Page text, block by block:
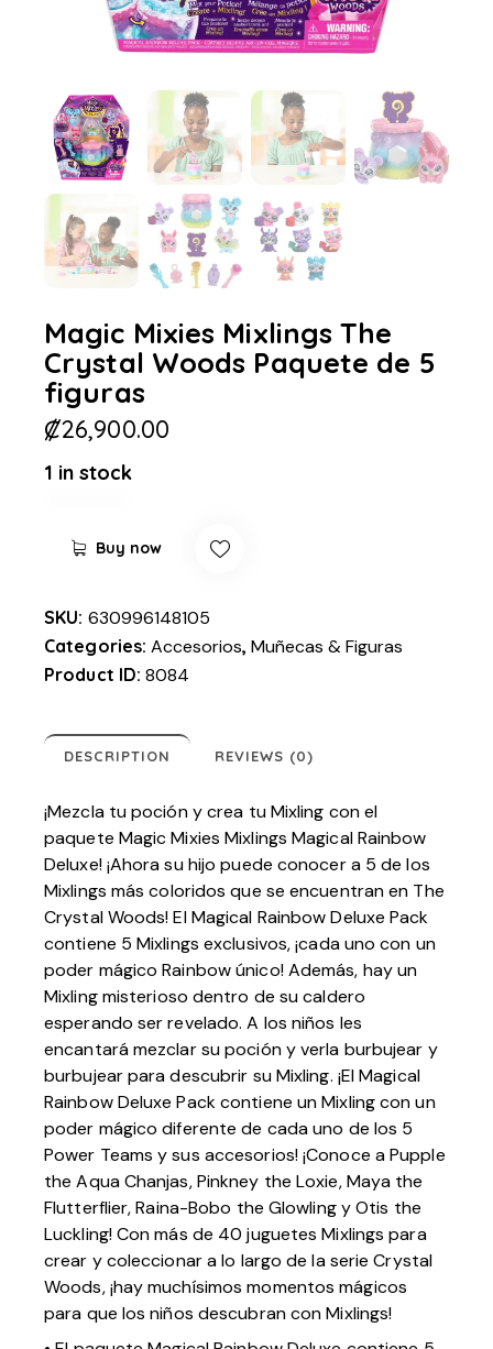
Magic Mixies Mixlings The
Crystal Woods Paquete de 5
figuras
₡26,900.00
1 in stock
Buy now
SKU: 630996148105
Categories: Accesorios,Muñecas & Figuras
Product ID:8084
DESCRIPTION REVIEWS (0)
¡Mezcla tu poción y crea tu Mixling con el
paquete Magic Mixies Mixlings Magical Rainbow
Deluxe! ¡Ahora su hijo puede conocer a 5 de los
Mixlings más coloridos que se encuentran en The
Crystal Woods! El Magical Rainbow Deluxe Pack
contiene 5 Mixlings exclusivos, ¡cada uno con un
poder mágico Rainbow único! Además, hay un
Mixling misterioso dentro de su caldero
esperando ser revelado. A los niños les
encantará mezclar su poción y verla burbujear y
burbujear para descubrir su Mixling. ¡El Magical
Rainbow Deluxe Pack contiene un Mixling con un
poder mágico diferente de cada uno de los 5
Power Teams y sus accesorios! ¡Conoce a Pupple
the Aqua Chanjas, Pinkney the Loxie, Maya the
Flutterflier, Raina-Bobo the Glowling y Otis the
Luckling! Con más de 40 juguetes Mixlings para
crear y coleccionar a lo largo de la serie Crystal
Woods, ¡hay muchísimos momentos mágicos
para que los niños descubran con Mixlings!